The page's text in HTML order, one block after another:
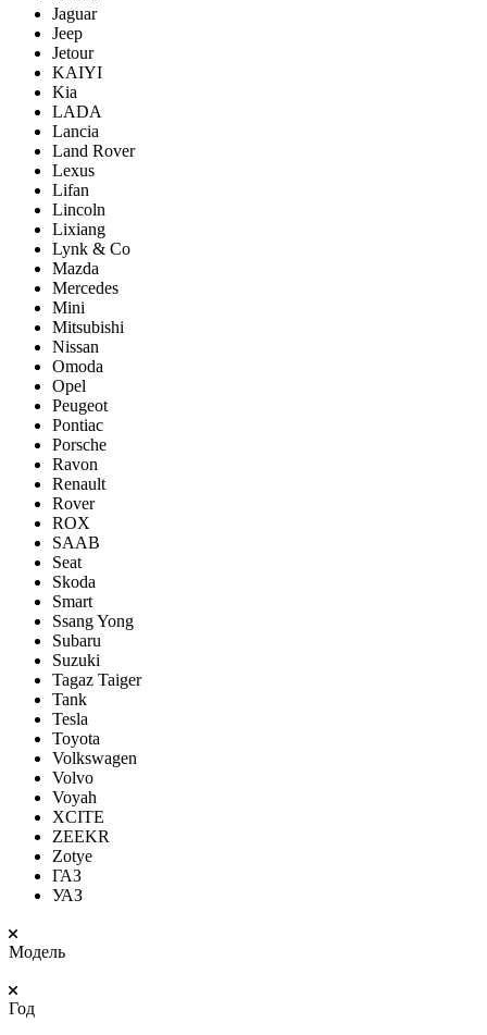
Jaguar
Jeep
Jetour
KAIYI
Kia
LADA
Lancia
Land Rover
Lexus
Lifan
Lincoln
Lixiang
Lynk & Co
Mazda
Mercedes
Mini
Mitsubishi
Nissan
Omoda
Opel
Peugeot
Pontiac
Porsсhe
Ravon
Renault
Rover
ROX
SAAB
Seat
Skoda
Smart
Ssang Yong
Subaru
Suzuki
Tagaz Taiger
Tank
Tesla
Toyota
Volkswagen
Volvo
Voyah
XCITE
ZEEKR
Zotye
ГАЗ
УАЗ
Модель
Год